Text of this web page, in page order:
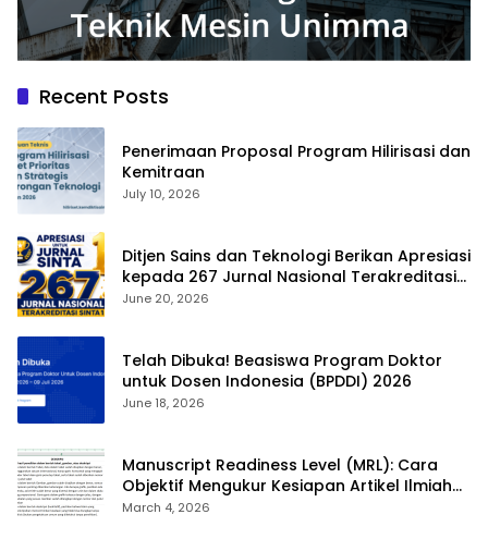
Recent Posts
Penerimaan Proposal Program Hilirisasi dan
Kemitraan
July 10, 2026
Ditjen Sains dan Teknologi Berikan Apresiasi
kepada 267 Jurnal Nasional Terakreditasi
SINTA 1
June 20, 2026
Telah Dibuka! Beasiswa Program Doktor
untuk Dosen Indonesia (BPDDI) 2026
June 18, 2026
Manuscript Readiness Level (MRL): Cara
Objektif Mengukur Kesiapan Artikel Ilmiah
Anda
March 4, 2026